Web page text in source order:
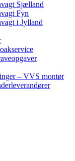
Sjælland
Fyn
i Jylland
– VVS montør